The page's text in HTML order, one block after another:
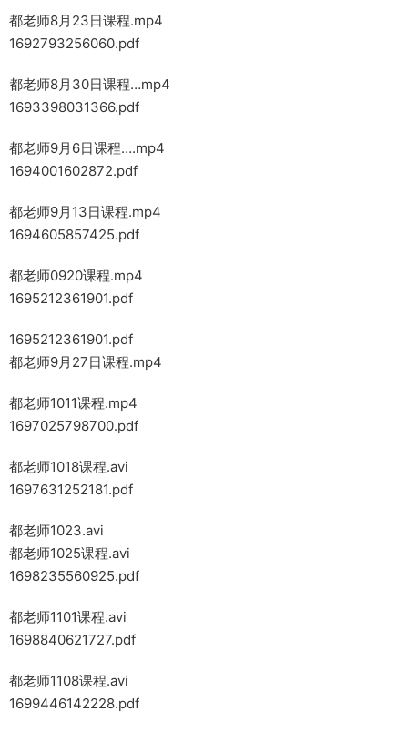
都老师8月23日课程.mp4
1692793256060.pdf
都老师8月30日课程…mp4
1693398031366.pdf
都老师9月6日课程….mp4
1694001602872.pdf
都老师9月13日课程.mp4
1694605857425.pdf
都老师0920课程.mp4
1695212361901.pdf
1695212361901.pdf
都老师9月27日课程.mp4
都老师1011课程.mp4
1697025798700.pdf
都老师1018课程.avi
1697631252181.pdf
都老师1023.avi
都老师1025课程.avi
1698235560925.pdf
都老师1101课程.avi
1698840621727.pdf
都老师1108课程.avi
1699446142228.pdf